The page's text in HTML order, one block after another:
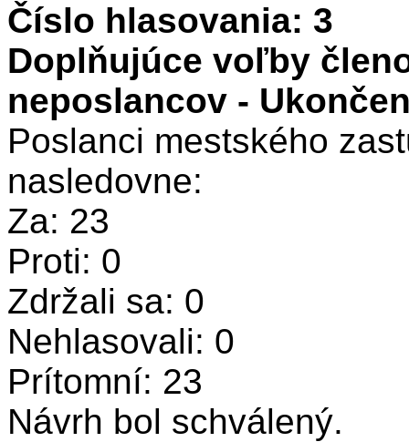
Číslo hlasovania: 3
Doplňujúce voľby
neposlancov -
Poslanci mestského
nasledovne:
Za: 23
Proti: 0
Zdržali sa: 0
Nehlasovali: 0
Prítomní: 23
Návrh bol schválený.